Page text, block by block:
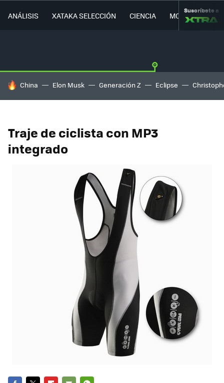
ANÁLISIS XATAKA SELECCIÓN CIENCIA MOVILIDAD
Suscríbete a
HOY SE HABLA DE
China Elon Musk Generación Z Eclipse
Traje de ciclista con MP3
integrado